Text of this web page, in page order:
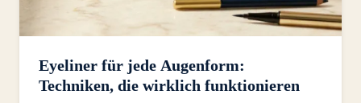
Eyeliner für jede Augenform:
Techniken, die wirklich funktionieren